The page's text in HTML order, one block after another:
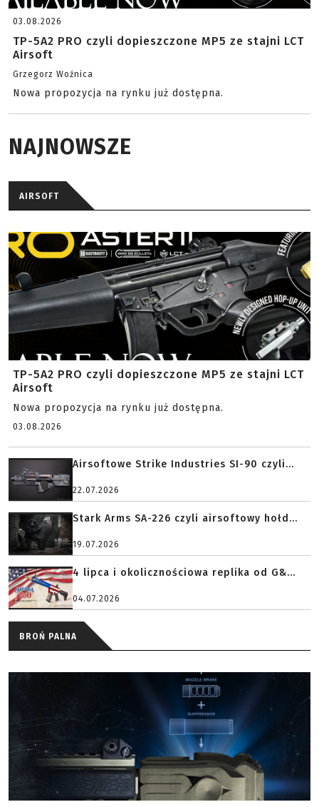
03.08.2026
TP-5A2 PRO czyli dopieszczone MP5 ze stajni LCT
Airsoft
Grzegorz Woźnica
Nowa propozycja na rynku już dostępna.
NAJNOWSZE
AIRSOFT
TP-5A2 PRO czyli dopieszczone MP5 ze stajni LCT
Airsoft
Nowa propozycja na rynku już dostępna.
03.08.2026
Airsoftowe Strike Industries SI-90 czyli...
22.07.2026
Stark Arms SA-226 czyli airsoftowy hołd...
19.07.2026
4 lipca i okolicznościowa replika od G&...
04.07.2026
BROŃ PALNA